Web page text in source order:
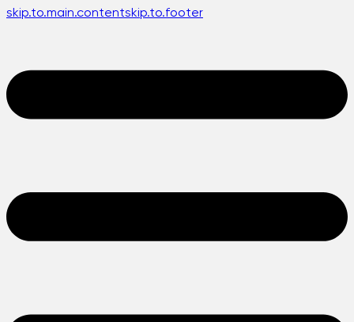
skip.to.main.contentskip.to.footer